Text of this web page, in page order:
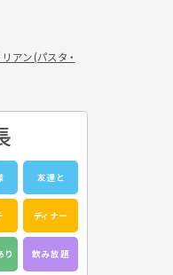
リアン(パスタ・
友達と
ディナー
り 飲み放題